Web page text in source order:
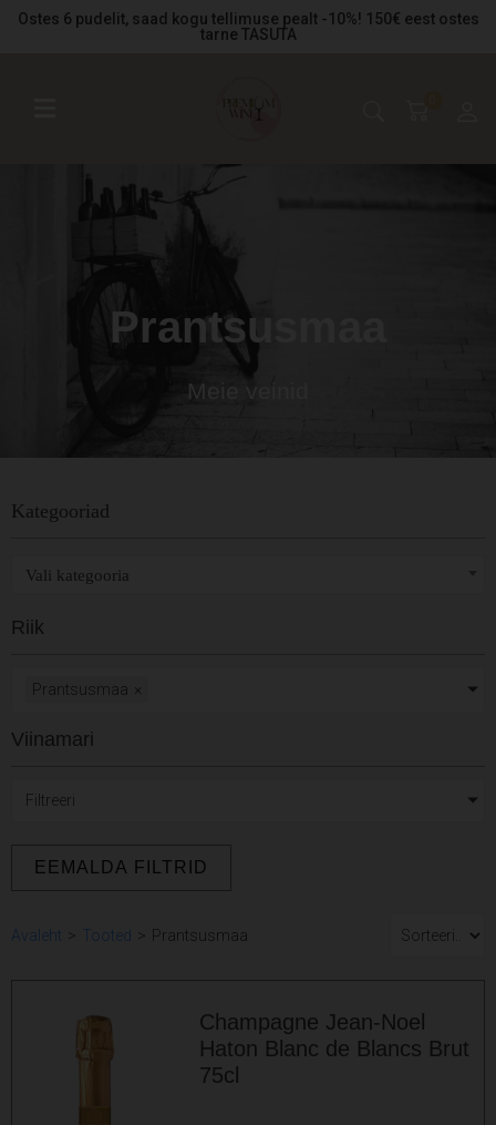
Ostes 6 pudelit, saad kogu tellimuse pealt -10%! 150€ eest ostes
tarne TASUTA
Prantsusmaa
Meie veinid
Kategooriad
Vali kategooria
Riik
Prantsusmaa ×
Viinamari
Filtreeri
EEMALDA FILTRID
Avaleht > Tooted > Prantsusmaa
Champagne Jean-Noel
Haton Blanc de Blancs Brut
75cl